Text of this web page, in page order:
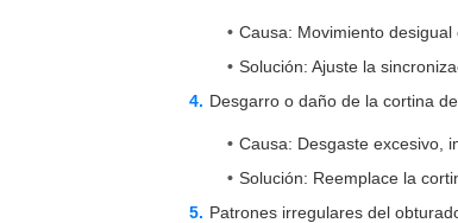
Causa: Movimiento
Solución: Ajuste la
Desgarro o daño de la cortina
Causa: Desgaste excesivo,
Solución: Reemplace la
Patrones irregulares del